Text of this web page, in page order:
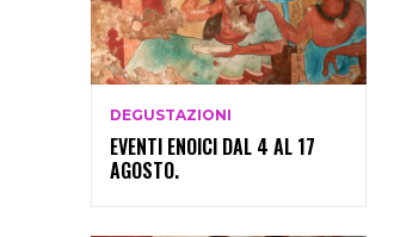
DEGUSTAZIONI
EVENTI ENOICI DAL 4 AL 17
AGOSTO.